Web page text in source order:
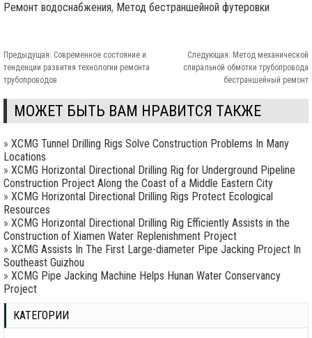
Ремонт водоснабжения, Метод бестраншейной футеровки
Предыдущая: Современное состояние и
тенденции развития технологии ремонта
трубопроводов
Следующая: Метод механической
спиральной обмотки трубопровода
бестраншейный ремонт
МОЖЕТ БЫТЬ ВАМ НРАВИТСЯ ТАКЖЕ
» XCMG Tunnel Drilling Rigs Solve Construction Problems In Many
Locations
» XCMG Horizontal Directional Drilling Rig for Underground Pipeline
Construction Project Along the Coast of a Middle Eastern City
» XCMG Horizontal Directional Drilling Rigs Protect Ecological
Resources
» XCMG Horizontal Directional Drilling Rig Efficiently Assists in the
Construction of Xiamen Water Replenishment Project
» XCMG Assists In The First Large-diameter Pipe Jacking Project In
Southeast Guizhou
» XCMG Pipe Jacking Machine Helps Hunan Water Conservancy
Project
КАТЕГОРИИ